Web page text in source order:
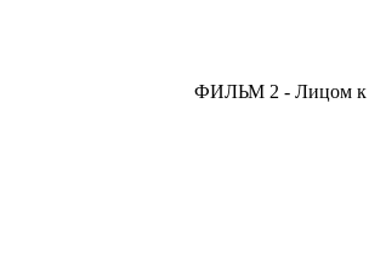
ФИЛЬМ 2 - Лицом к